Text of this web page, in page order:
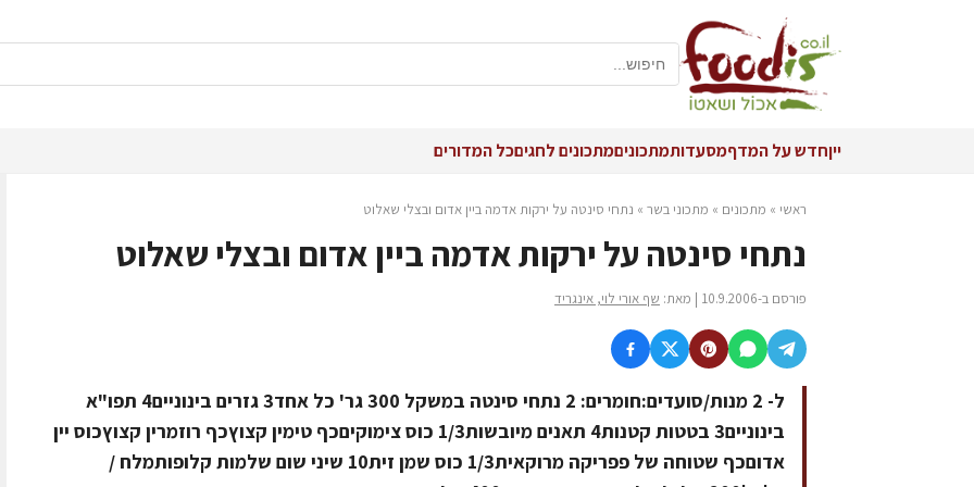
ייןחדש על המדףמסעדותמתכוניםמתכונים לחגיםכל המדורים
ראשי » מתכונים » מתכוני בשר » נתחי סינטה על ירקות אדמה ביין אדום ובצלי שאלוט
נתחי סינטה על ירקות אדמה ביין אדום ובצלי שאלוט
פורסם ב-10.9.2006 | מאת: שף אורי לוי, אינגריד
ל- 2 מנות/סועדים:חומרים: 2 נתחי סינטה במשקל 300 גר' כל אחד3 גזרים בינוניים4 תפו"א
בינוניים3 בטטות קטנות4 תאנים מיובשות1/3 כוס צימוקיםכף טימין קצוץכף רוזמרין קצוץכוס יין
אדוםכף שטוחה של פפריקה מרוקאית1/3 כוס שמן זית10 שיני שום שלמות קלופותמלח /